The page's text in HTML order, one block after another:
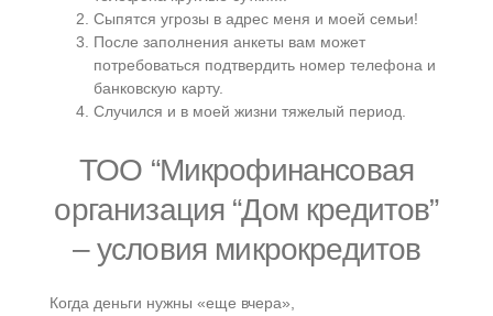
Сыпятся угрозы в адрес меня и моей семьи!
После заполнения анкеты вам может
потребоваться подтвердить номер телефона и
банковскую карту.
Случился и в моей жизни тяжелый период.
ТОО “Микрофинансовая
организация “Дом кредитов”
– условия микрокредитов
Когда деньги нужны «еще вчера»,